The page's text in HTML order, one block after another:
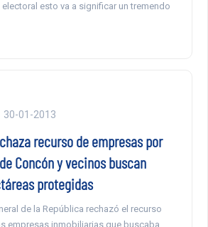
esto va a significar un tremendo
30-01-2013
recurso de empresas por
Concón y vecinos buscan
protegidas
de la República rechazó el recurso
empresas inmobiliarias que buscaba